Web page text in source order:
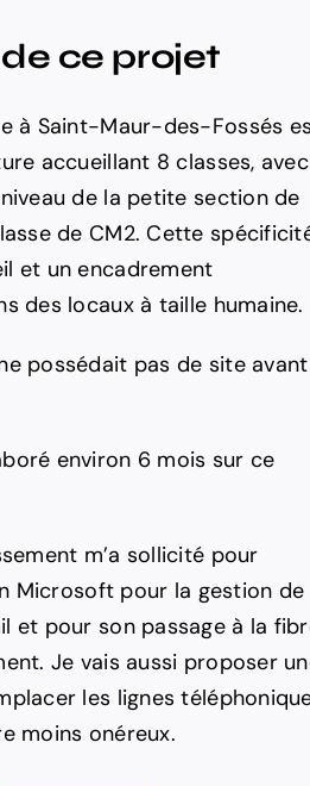
ce projet
à Saint-Maur-des-Fossés
accueillant 8 classes, avec
de la petite section de
de CM2. Cette
et un encadrement
des locaux à taille humaine.
possédait pas de site avant
environ 6 mois sur ce
m’a sollicité pour
Microsoft pour la gestion de
et pour son passage à la
Je vais aussi proposer
les lignes
moins onéreux.